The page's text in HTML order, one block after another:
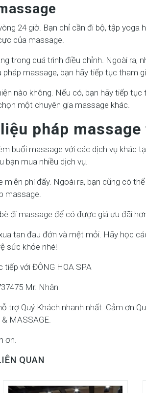
24 giờ. Bạn chỉ cần đi bộ, tập yoga
của massage.
trong quá trình điều chỉnh. Ngoài ra,
massage, bạn hãy tiếp tục tham
nào không. Nếu có, bạn hãy tiếp tục
một chuyên gia massage khác.
pháp
buổi massage với các dịch vụ khác
bạn mua nhiều dịch vụ.
phí đấy. Ngoài ra, bạn cũng có
massage.
đi massage để có được giá ưu đãi
tan đau đớn và mệt mỏi. Hãy học
sức khỏe nhé!
tiếp với ĐÔNG HOA SPA
Mr. Nhân
Quý Khách nhanh nhất. Cảm ơn
MASSAGE.
ơn.
QUAN